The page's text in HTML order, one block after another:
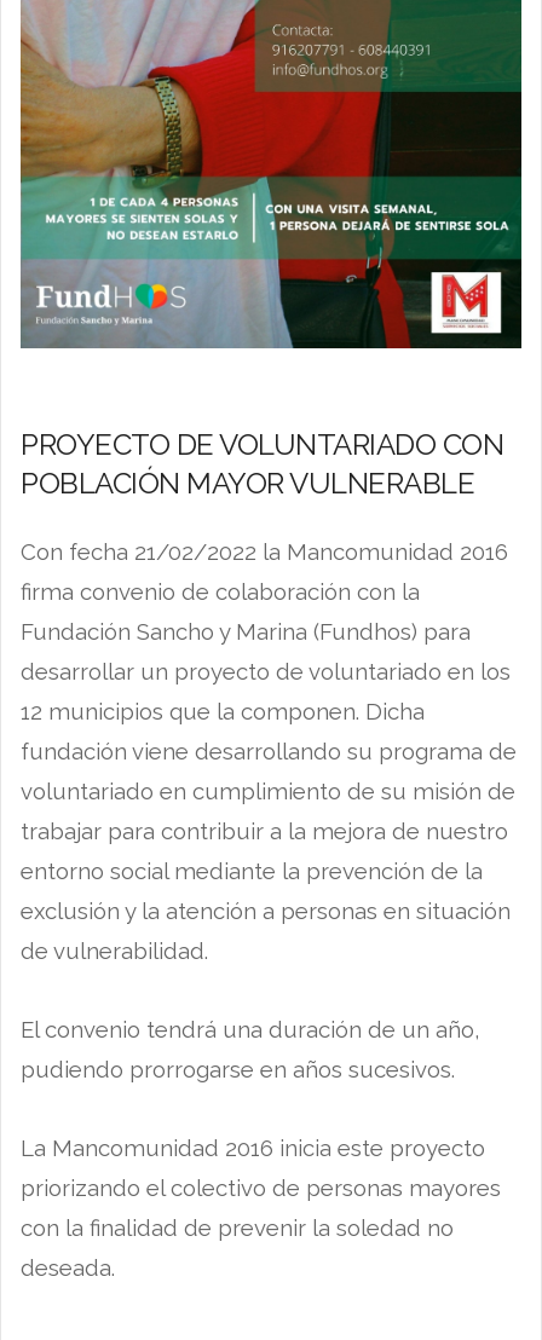
PROYECTO DE VOLUNTARIADO CON
POBLACIÓN MAYOR VULNERABLE
Con fecha 21/02/2022 la Mancomunidad 2016
firma convenio de colaboración con la
Fundación Sancho y Marina (Fundhos) para
desarrollar un proyecto de voluntariado en los
12 municipios que la componen. Dicha
fundación viene desarrollando su programa de
voluntariado en cumplimiento de su misión de
trabajar para contribuir a la mejora de nuestro
entorno social mediante la prevención de la
exclusión y la atención a personas en situación
de vulnerabilidad.
El convenio tendrá una duración de un año,
pudiendo prorrogarse en años sucesivos.
La Mancomunidad 2016 inicia este proyecto
priorizando el colectivo de personas mayores
con la finalidad de prevenir la soledad no
deseada.